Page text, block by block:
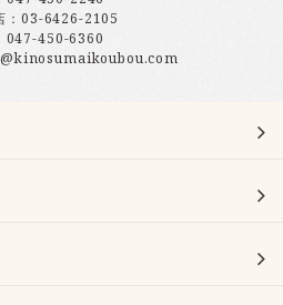
：03-6426-2105
047-450-6360